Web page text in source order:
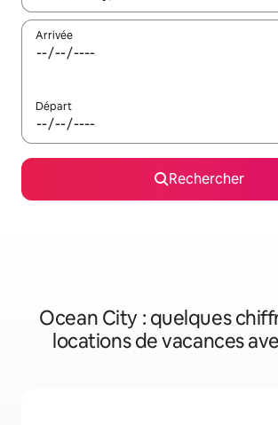
Arrivée
Départ
Rechercher
Ocean City : quelques
locations de vacances